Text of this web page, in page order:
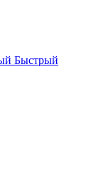
Быстрый